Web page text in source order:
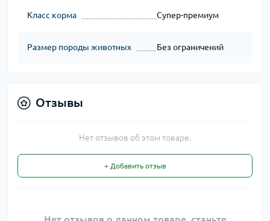
Класс корма Супер-премиум
Размер породы животных Без ограничений
Отзывы
Нет отзывов об этом товаре.
+ Добавить отзыв